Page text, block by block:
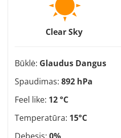
Clear Sky
Būklė: Glaudus Dangus
Spaudimas: 892 hPa
Feel like: 12 °C
Temperatūra: 15°C